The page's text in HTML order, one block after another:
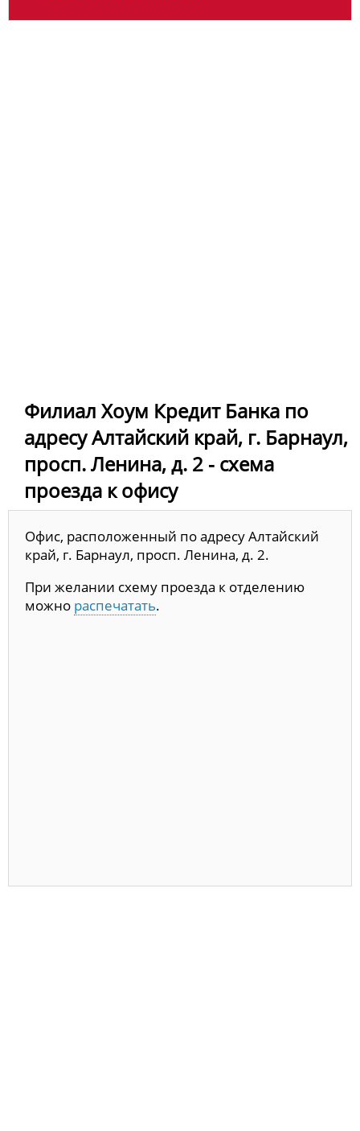
Филиал Хоум Кредит Банка по
адресу Алтайский край, г. Барнаул,
просп. Ленина, д. 2 - схема
проезда к офису
Офис, расположенный по адресу Алтайский
край, г. Барнаул, просп. Ленина, д. 2.
При желании схему проезда к отделению
можно распечатать.